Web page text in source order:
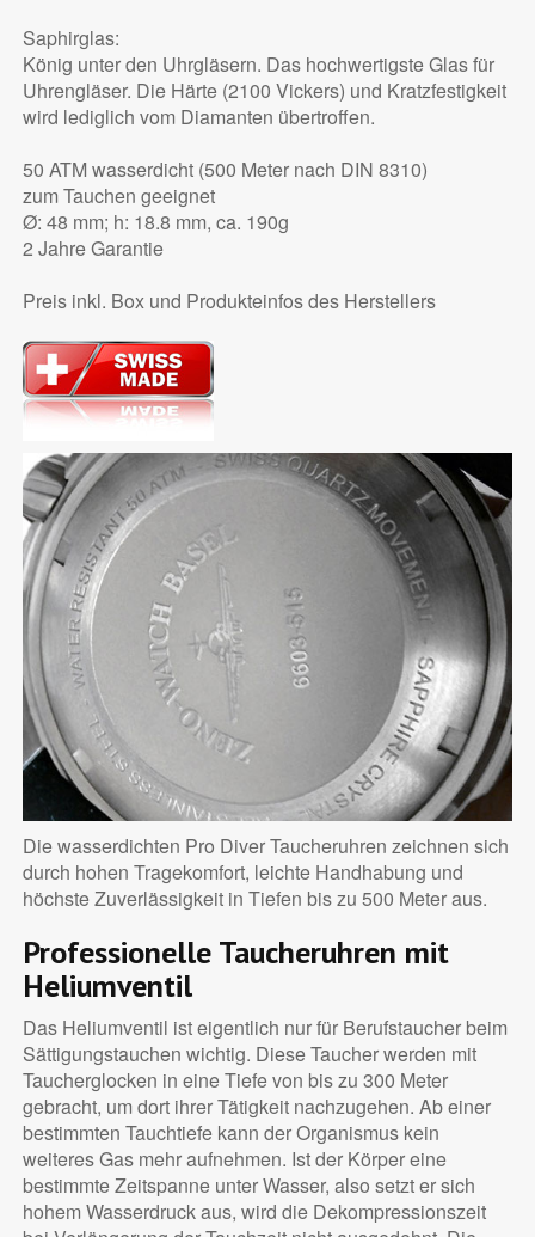
Saphirglas:
König unter den Uhrgläsern. Das hochwertigste Glas für
Uhrengläser. Die Härte (2100 Vickers) und Kratzfestigkeit
wird lediglich vom Diamanten übertroffen.
50 ATM wasserdicht (500 Meter nach DIN 8310)
zum Tauchen geeignet
Ø: 48 mm; h: 18.8 mm, ca. 190g
2 Jahre Garantie
Preis inkl. Box und Produkteinfos des Herstellers
Die wasserdichten Pro Diver Taucheruhren zeichnen sich
durch hohen Tragekomfort, leichte Handhabung und
höchste Zuverlässigkeit in Tiefen bis zu 500 Meter aus.
Professionelle Taucheruhren mit
Heliumventil
Das Heliumventil ist eigentlich nur für Berufstaucher beim
Sättigungstauchen wichtig. Diese Taucher werden mit
Taucherglocken in eine Tiefe von bis zu 300 Meter
gebracht, um dort ihrer Tätigkeit nachzugehen. Ab einer
bestimmten Tauchtiefe kann der Organismus kein
weiteres Gas mehr aufnehmen. Ist der Körper eine
bestimmte Zeitspanne unter Wasser, also setzt er sich
hohem Wasserdruck aus, wird die Dekompressionszeit